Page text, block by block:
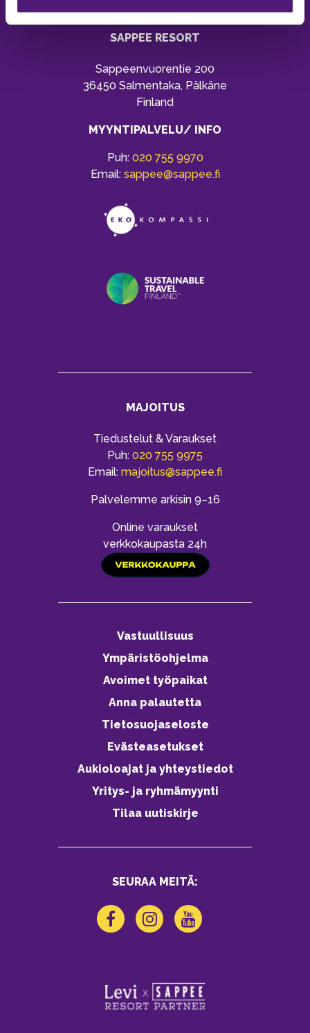
SAPPEE RESORT
Sappeenvuorentie 200
36450 Salmentaka, Pälkäne
Finland
MYYNTIPALVELU/ INFO
Puh: 020 755 9970
Email: sappee@sappee.fi
MAJOITUS
Tiedustelut & Varaukset
Puh: 020 755 9975
Email: majoitus@sappee.fi
Palvelemme arkisin 9–16
Online varaukset
verkkokaupasta 24h
Vastuullisuus
Ympäristöohjelma
Avoimet työpaikat
Anna palautetta
Tietosuojaseloste
Evästeasetukset
Aukioloajat ja yhteystiedot
Yritys- ja ryhmämyynti
Tilaa uutiskirje
SEURAA MEITÄ: